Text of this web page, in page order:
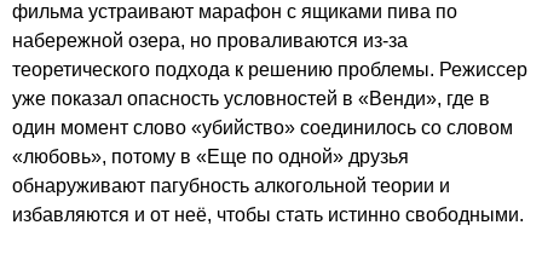
фильма устраивают марафон с ящиками пива по
набережной озера, но проваливаются из-за
теоретического подхода к решению проблемы. Режиссер
уже показал опасность условностей в «Венди», где в
один момент слово «убийство» соединилось со словом
«любовь», потому в «Еще по одной» друзья
обнаруживают пагубность алкогольной теории и
избавляются и от неё, чтобы стать истинно свободными.